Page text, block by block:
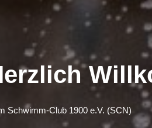
Schwimm-Club 1900 e.V. (SCN)